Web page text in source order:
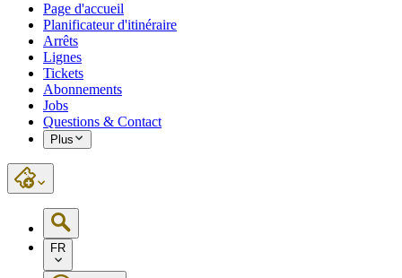
Page d'accueil
Planificateur d'itinéraire
Arrêts
Lignes
Tickets
Abonnements
Jobs
Questions & Contact
Plus
FR